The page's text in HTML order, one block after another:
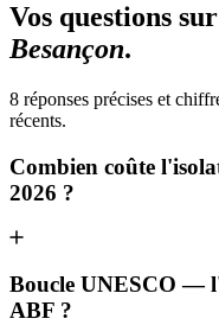
Vos questions
Besançon.
8 réponses précises et
récents.
Combien coûte
2026 ?
Boucle UNESCO —
ABF ?